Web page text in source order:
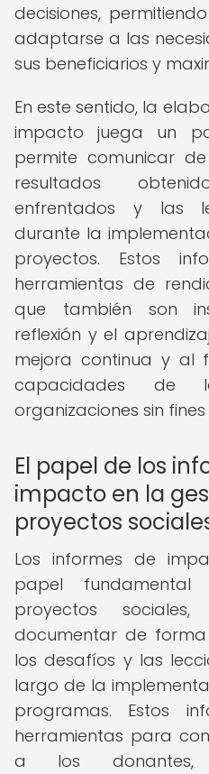
decisiones,
adaptarse a las
sus beneficiarios y
En este sentido, la
impacto juega un
permite comunicar
resultados
enfrentados y las
durante la
proyectos. Estos
herramientas de
que también son
reflexión y el
mejora continua y al
capacidades
organizaciones sin
El papel de los
impacto en la
proyectos
Los informes de
papel
proyectos
documentar de
los desafíos y las
largo de la
programas. Estos
herramientas para
a los donantes,